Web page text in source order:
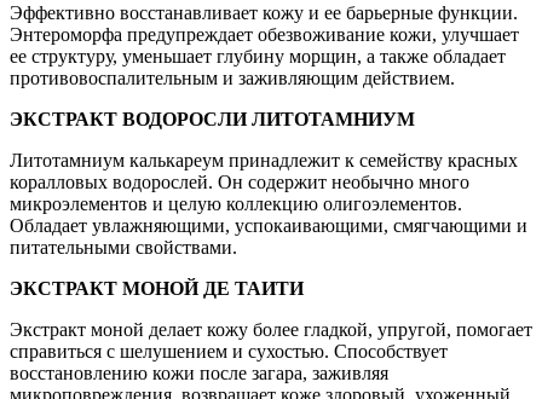
Эффективно восстанавливает кожу и ее барьерные функции.
Энтероморфа предупреждает обезвоживание кожи, улучшает
ее структуру, уменьшает глубину морщин, а также обладает
противовоспалительным и заживляющим действием.
ЭКСТРАКТ ВОДОРОСЛИ ЛИТОТАМНИУМ
Литотамниум калькареум принадлежит к семейству красных
коралловых водорослей. Он содержит необычно много
микроэлементов и целую коллекцию олигоэлементов.
Обладает увлажняющими, успокаивающими, смягчающими и
питательными свойствами.
ЭКСТРАКТ МОНОЙ ДЕ ТАИТИ
Экстракт моной делает кожу более гладкой, упругой, помогает
справиться с шелушением и сухостью. Способствует
восстановлению кожи после загара, заживляя
микроповреждения, возвращает коже здоровый, ухоженный